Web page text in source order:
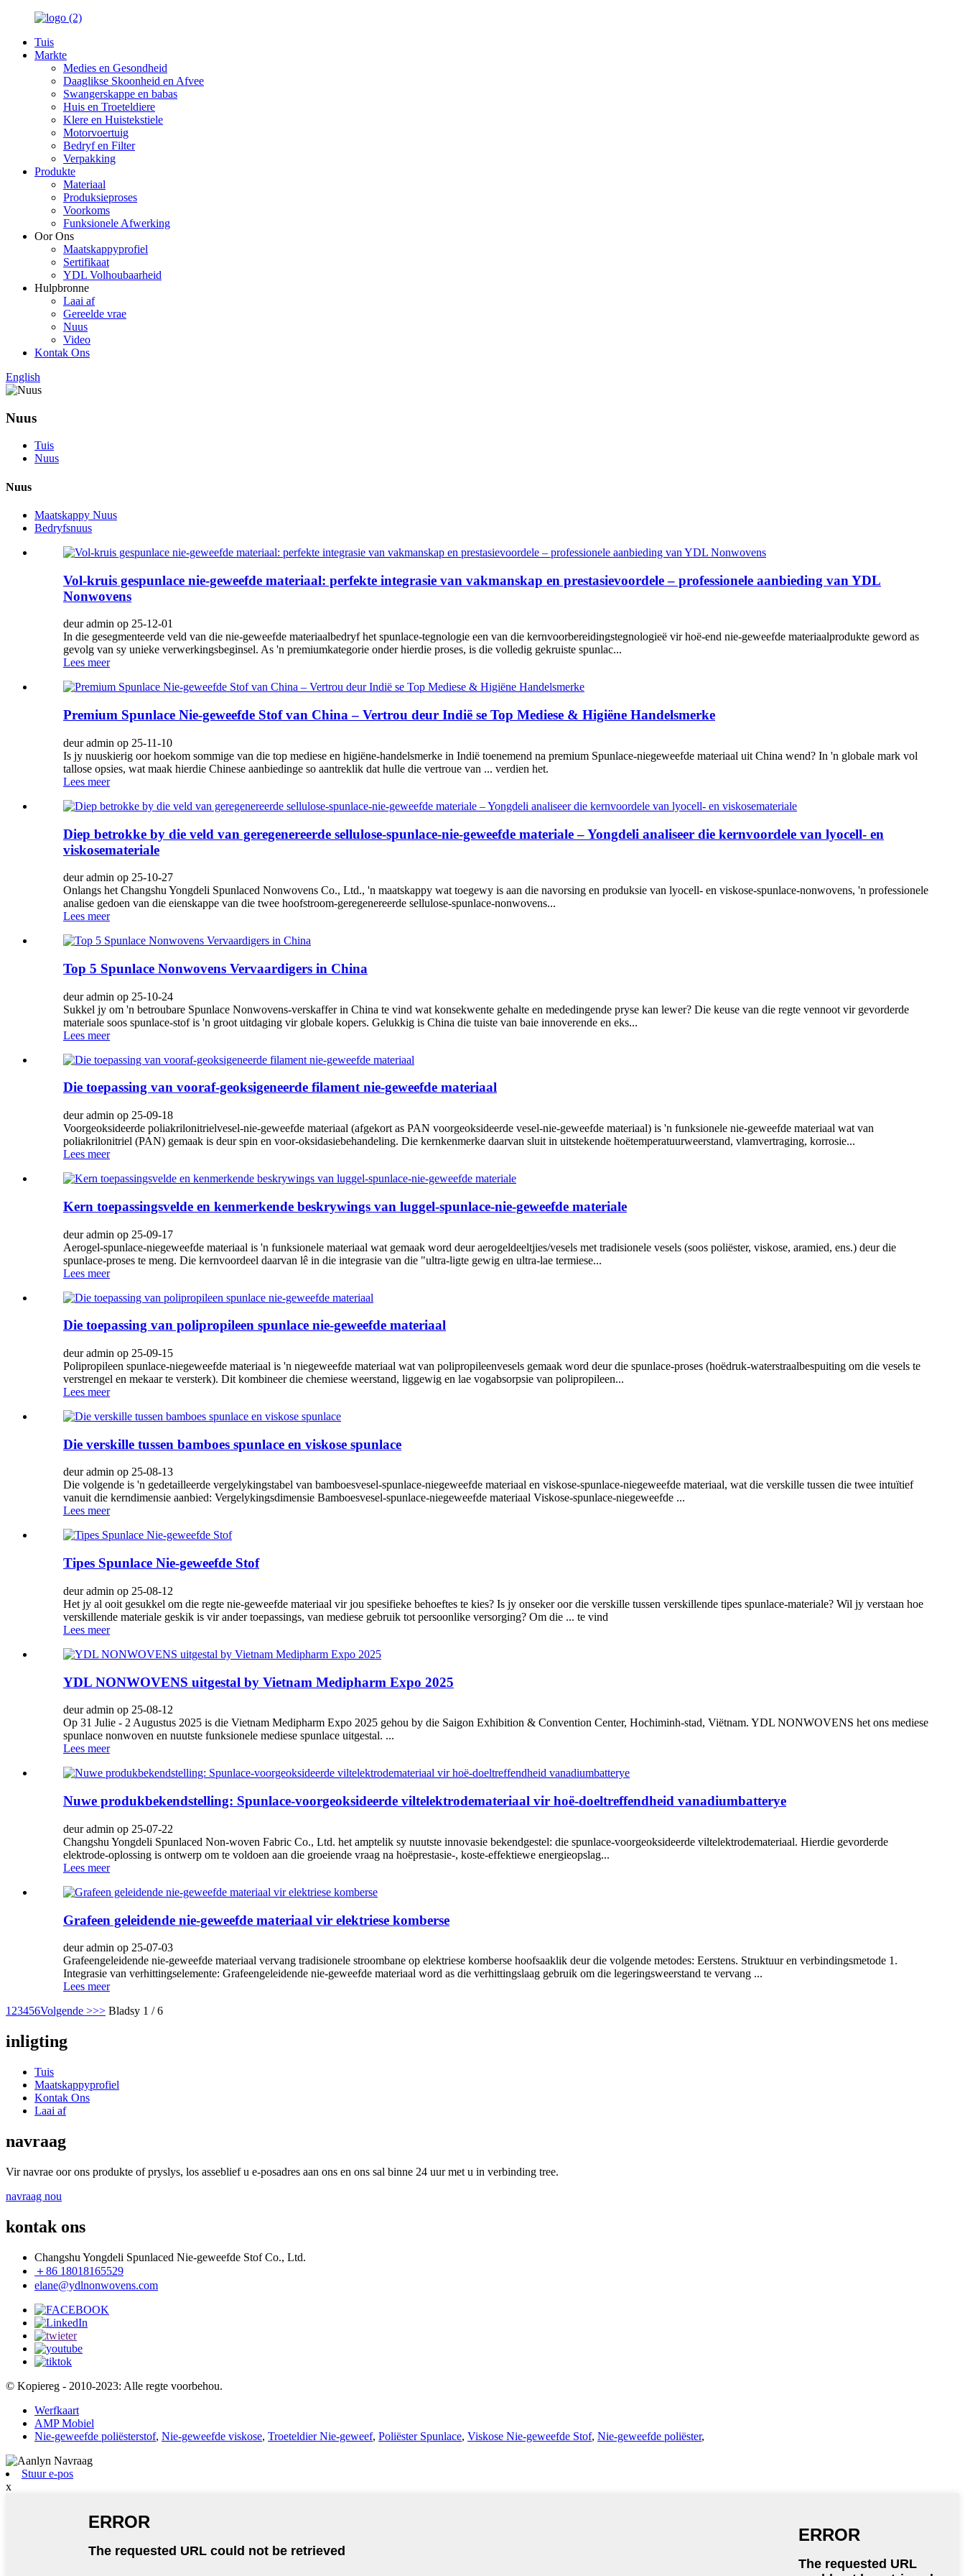
Tuis
Markte
Medies en Gesondheid
Daaglikse Skoonheid en Afvee
Swangerskappe en babas
Huis en Troeteldiere
Klere en Huistekstiele
Motorvoertuig
Bedryf en Filter
Verpakking
Produkte
Materiaal
Produksieproses
Voorkoms
Funksionele Afwerking
Oor Ons
Maatskappyprofiel
Sertifikaat
YDL Volhoubaarheid
Hulpbronne
Laai af
Gereelde vrae
Nuus
Video
Kontak Ons
English
Nuus
Tuis
Nuus
Nuus
Maatskappy Nuus
Bedryfsnuus
Vol-kruis gespunlace nie-geweefde materiaal: perfekte integrasie van vakmanskap en prestasievoordele – professionele aanbieding van YDL
Nonwovens
deur admin op 25-12-01
In die gesegmenteerde veld van die nie-geweefde materiaalbedryf het spunlace-tegnologie een van die kernvoorbereidingstegnologieë vir hoë-end nie-geweefde materiaalprodukte geword as
gevolg van sy unieke verwerkingsbeginsel. As 'n premiumkategorie onder hierdie proses, is die volledig gekruiste spunlac...
Lees meer
Premium Spunlace Nie-geweefde Stof van China – Vertrou deur Indië se Top Mediese & Higiëne Handelsmerke
deur admin op 25-11-10
Is jy nuuskierig oor hoekom sommige van die top mediese en higiëne-handelsmerke in Indië toenemend na premium Spunlace-niegeweefde materiaal uit China wend? In 'n globale mark vol
tallose opsies, wat maak hierdie Chinese aanbiedinge so aantreklik dat hulle die vertroue van ... verdien het.
Lees meer
Diep betrokke by die veld van geregenereerde sellulose-spunlace-nie-geweefde materiale – Yongdeli analiseer die kernvoordele van lyocell- en
viskosemateriale
deur admin op 25-10-27
Onlangs het Changshu Yongdeli Spunlaced Nonwovens Co., Ltd., 'n maatskappy wat toegewy is aan die navorsing en produksie van lyocell- en viskose-spunlace-nonwovens, 'n professionele
analise gedoen van die eienskappe van die twee hoofstroom-geregenereerde sellulose-spunlace-nonwovens...
Lees meer
Top 5 Spunlace Nonwovens Vervaardigers in China
deur admin op 25-10-24
Sukkel jy om 'n betroubare Spunlace Nonwovens-verskaffer in China te vind wat konsekwente gehalte en mededingende pryse kan lewer? Die keuse van die regte vennoot vir gevorderde
materiale soos spunlace-stof is 'n groot uitdaging vir globale kopers. Gelukkig is China die tuiste van baie innoverende en eks...
Lees meer
Die toepassing van vooraf-geoksigeneerde filament nie-geweefde materiaal
deur admin op 25-09-18
Voorgeoksideerde poliakrilonitrielvesel-nie-geweefde materiaal (afgekort as PAN voorgeoksideerde vesel-nie-geweefde materiaal) is 'n funksionele nie-geweefde materiaal wat van
poliakrilonitriel (PAN) gemaak is deur spin en voor-oksidasiebehandeling. Die kernkenmerke daarvan sluit in uitstekende hoëtemperatuurweerstand, vlamvertraging, korrosie...
Lees meer
Kern toepassingsvelde en kenmerkende beskrywings van luggel-spunlace-nie-geweefde materiale
deur admin op 25-09-17
Aerogel-spunlace-niegeweefde materiaal is 'n funksionele materiaal wat gemaak word deur aerogeldeeltjies/vesels met tradisionele vesels (soos poliëster, viskose, aramied, ens.) deur die
spunlace-proses te meng. Die kernvoordeel daarvan lê in die integrasie van die "ultra-ligte gewig en ultra-lae termiese...
Lees meer
Die toepassing van polipropileen spunlace nie-geweefde materiaal
deur admin op 25-09-15
Polipropileen spunlace-niegeweefde materiaal is 'n niegeweefde materiaal wat van polipropileenvesels gemaak word deur die spunlace-proses (hoëdruk-waterstraalbespuiting om die vesels te
verstrengel en mekaar te versterk). Dit kombineer die chemiese weerstand, liggewig en lae vogabsorpsie van polipropileen...
Lees meer
Die verskille tussen bamboes spunlace en viskose spunlace
deur admin op 25-08-13
Die volgende is 'n gedetailleerde vergelykingstabel van bamboesvesel-spunlace-niegeweefde materiaal en viskose-spunlace-niegeweefde materiaal, wat die verskille tussen die twee intuïtief
vanuit die kerndimensie aanbied: Vergelykingsdimensie Bamboesvesel-spunlace-niegeweefde materiaal Viskose-spunlace-niegeweefde ...
Lees meer
Tipes Spunlace Nie-geweefde Stof
deur admin op 25-08-12
Het jy al ooit gesukkel om die regte nie-geweefde materiaal vir jou spesifieke behoeftes te kies? Is jy onseker oor die verskille tussen verskillende tipes spunlace-materiale? Wil jy verstaan ​​hoe
verskillende materiale geskik is vir ander toepassings, van mediese gebruik tot persoonlike versorging? Om die ... te vind
Lees meer
YDL NONWOVENS uitgestal by Vietnam Medipharm Expo 2025
deur admin op 25-08-12
Op 31 Julie - 2 Augustus 2025 is die Vietnam Medipharm Expo 2025 gehou by die Saigon Exhibition & Convention Center, Hochiminh-stad, Viëtnam. YDL NONWOVENS het ons mediese
spunlace nonwoven en nuutste funksionele mediese spunlace uitgestal. ...
Lees meer
Nuwe produkbekendstelling: Spunlace-voorgeoksideerde viltelektrodemateriaal vir hoë-doeltreffendheid vanadiumbatterye
deur admin op 25-07-22
Changshu Yongdeli Spunlaced Non-woven Fabric Co., Ltd. het amptelik sy nuutste innovasie bekendgestel: die spunlace-voorgeoksideerde viltelektrodemateriaal. Hierdie gevorderde
elektrode-oplossing is ontwerp om te voldoen aan die groeiende vraag na hoëprestasie-, koste-effektiewe energieopslag...
Lees meer
Grafeen geleidende nie-geweefde materiaal vir elektriese komberse
deur admin op 25-07-03
Grafeengeleidende nie-geweefde materiaal vervang tradisionele stroombane op elektriese komberse hoofsaaklik deur die volgende metodes: Eerstens. Struktuur en verbindingsmetode 1.
Integrasie van verhittingselemente: Grafeengeleidende nie-geweefde materiaal word as die verhittingslaag gebruik om die legeringsweerstand te vervang ...
Lees meer
1 23456Volgende >>> Bladsy 1 / 6
inligting
Tuis
Maatskappyprofiel
Kontak Ons
Laai af
navraag
Vir navrae oor ons produkte of pryslys, los asseblief u e-posadres aan ons en ons sal binne 24 uur met u in verbinding tree.
navraag nou
kontak ons
Changshu Yongdeli Spunlaced Nie-geweefde Stof Co., Ltd.
＋86 18018165529
elane@ydlnonwovens.com
© Kopiereg - 2010-2023: Alle regte voorbehou.
Werfkaart
AMP Mobiel
Nie-geweefde poliësterstof, Nie-geweefde viskose, Troeteldier Nie-geweef, Poliëster Spunlace, Viskose Nie-geweefde Stof, Nie-geweefde poliëster,
Stuur e-pos
x